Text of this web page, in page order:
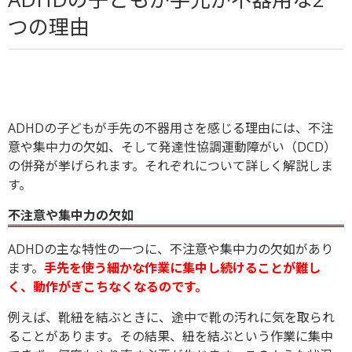
つの理由
ADHDの子どもが手先の不器用さを感じる理由には、不注
意や集中力の欠如、そして発達性協調運動障がい（DCD）
の併発が挙げられます。それぞれについて詳しく解説しま
す。
不注意や集中力の欠如
ADHDの主な特性の一つに、不注意や集中力の欠如があり
ます。 手先を使う細かな作業に集中し続けることが難し
く、動作がぎこちなくなるのです。
例えば、靴紐を結ぶときに、途中で靴の汚れに気を取られ
ることがあります。その結果、紐を結ぶという作業に集中